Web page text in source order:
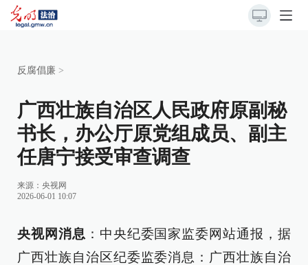
反腐倡廉 >
广西壮族自治区人民政府原副秘
书长，办公厅原党组成员、副主
任唐宁接受审查调查
来源： 央视网
2026-06-01 10:07
央视网消息 ：中央纪委国家监委网站通报，据
广西壮族自治区纪委监委消息：广西壮族自治